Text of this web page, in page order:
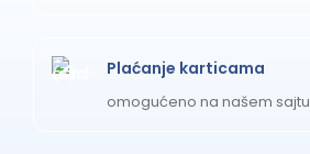
Plaćanje karticama
omogućeno na našem sajtu